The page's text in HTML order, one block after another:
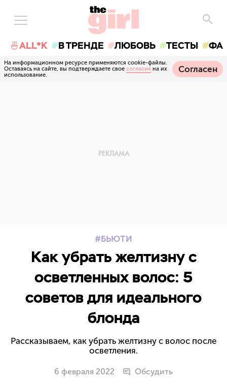
🍜ALL*K В ТРЕНДЕ ЛЮБОВЬ ТЕСТЫ
На информационном ресурсе применяются cookie-файлы.
Оставаясь на сайте, вы подтверждаете свое согласие на их
использование.
Согласен
БЬЮТИ
Как убрать желтизну с
осветленных волос: 5
советов для идеального
блонда
Рассказываем, как убрать желтизну с волос после
осветления.
6 февраля 2022 Обсудить